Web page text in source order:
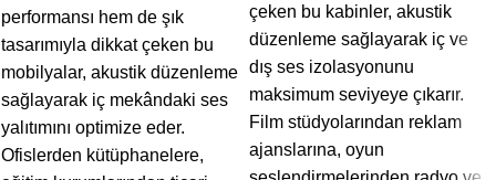
performansı hem de şık
tasarımıyla dikkat çeken bu
mobilyalar, akustik düzenleme
sağlayarak iç mekândaki ses
yalıtımını optimize eder.
Ofislerden kütüphanelere,
çeken bu kabinler, akustik
düzenleme sağlayarak iç ve
dış ses izolasyonunu
maksimum seviyeye çıkarır.
Film stüdyolarından reklam
ajanslarına, oyun